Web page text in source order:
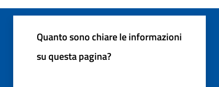
Quanto sono chiare le informazioni
su questa pagina?